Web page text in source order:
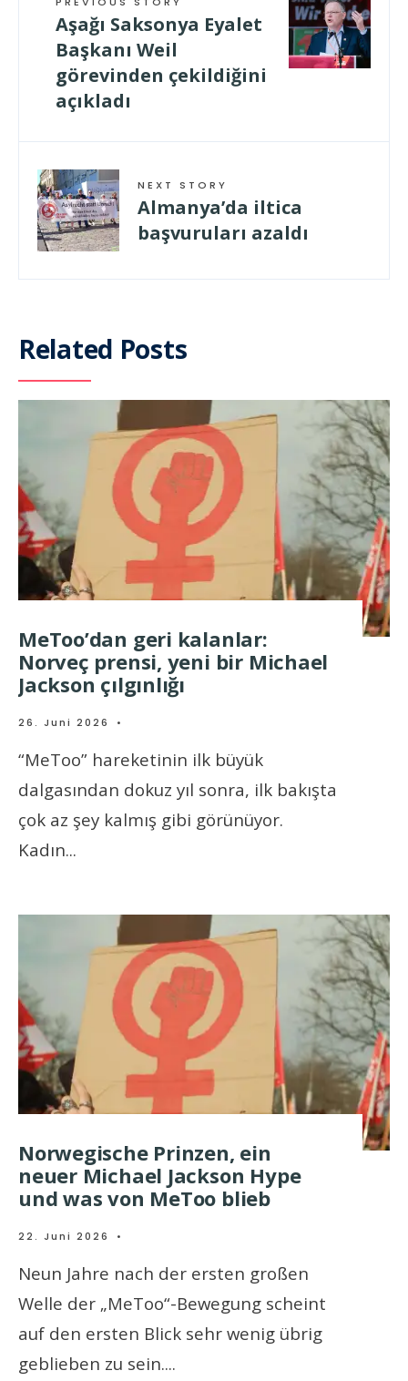
Aşağı Saksonya Eyalet
Başkanı Weil
görevinden çekildiğini
açıkladı
NEXT STORY
Almanya’da iltica
başvuruları azaldı
Related Posts
MeToo’dan geri kalanlar:
Norveç prensi, yeni bir Michael
Jackson çılgınlığı
26. Juni 2026 •
“MeToo” hareketinin ilk büyük
dalgasından dokuz yıl sonra, ilk bakışta
çok az şey kalmış gibi görünüyor.
Kadın...
Norwegische Prinzen, ein
neuer Michael Jackson Hype
und was von MeToo blieb
22. Juni 2026 •
Neun Jahre nach der ersten großen
Welle der „MeToo“-Bewegung scheint
auf den ersten Blick sehr wenig übrig
geblieben zu sein....